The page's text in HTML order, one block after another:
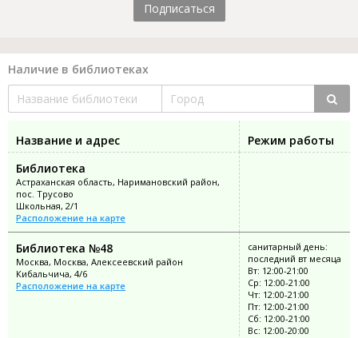
Подписаться
Наличие в библиотеках
Название и адрес
Режим работы
Библиотека
Астраханская область, Наримановский район,
пос. Трусово
Школьная, 2/1
Расположение на карте
Библиотека №48
Москва, Москва, Алексеевский район
Кибальчича, 4/6
Расположение на карте
санитарный день:
последний вт месяца
Вт: 12:00-21:00
Ср: 12:00-21:00
Чт: 12:00-21:00
Пт: 12:00-21:00
Сб: 12:00-21:00
Вс: 12:00-20:00